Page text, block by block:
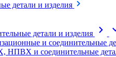
детали и изделия
детали и изделия
chevron_right
и соединительные
НПВХ и соединительные